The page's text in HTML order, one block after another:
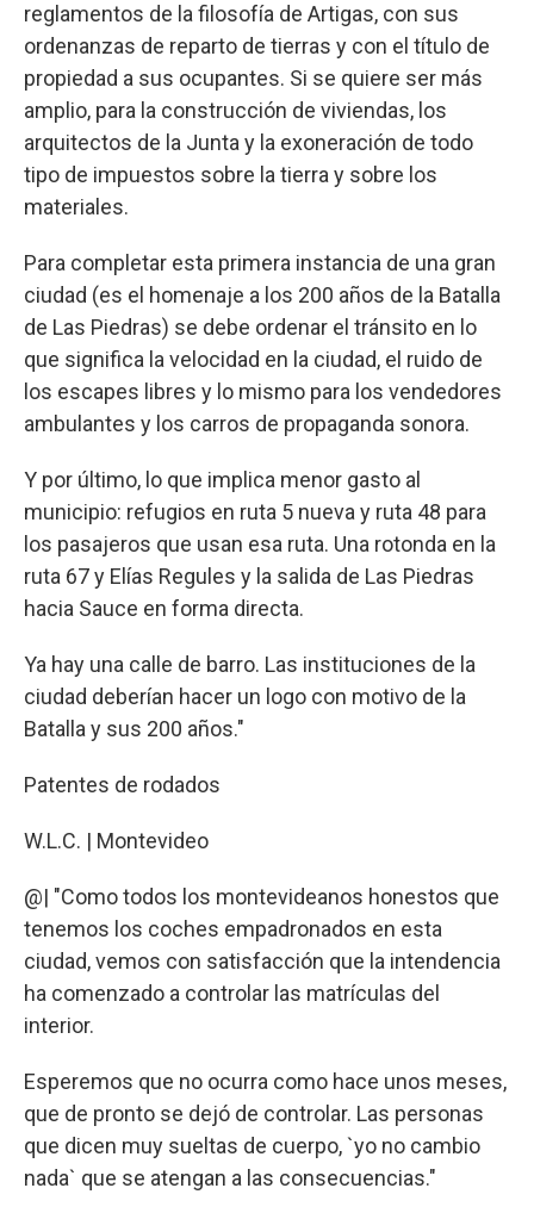
reglamentos de la filosofía de Artigas, con sus
ordenanzas de reparto de tierras y con el título de
propiedad a sus ocupantes. Si se quiere ser más
amplio, para la construcción de viviendas, los
arquitectos de la Junta y la exoneración de todo
tipo de impuestos sobre la tierra y sobre los
materiales.
Para completar esta primera instancia de una gran
ciudad (es el homenaje a los 200 años de la Batalla
de Las Piedras) se debe ordenar el tránsito en lo
que significa la velocidad en la ciudad, el ruido de
los escapes libres y lo mismo para los vendedores
ambulantes y los carros de propaganda sonora.
Y por último, lo que implica menor gasto al
municipio: refugios en ruta 5 nueva y ruta 48 para
los pasajeros que usan esa ruta. Una rotonda en la
ruta 67 y Elías Regules y la salida de Las Piedras
hacia Sauce en forma directa.
Ya hay una calle de barro. Las instituciones de la
ciudad deberían hacer un logo con motivo de la
Batalla y sus 200 años."
Patentes de rodados
W.L.C. | Montevideo
@| "Como todos los montevideanos honestos que
tenemos los coches empadronados en esta
ciudad, vemos con satisfacción que la intendencia
ha comenzado a controlar las matrículas del
interior.
Esperemos que no ocurra como hace unos meses,
que de pronto se dejó de controlar. Las personas
que dicen muy sueltas de cuerpo, `yo no cambio
nada` que se atengan a las consecuencias."